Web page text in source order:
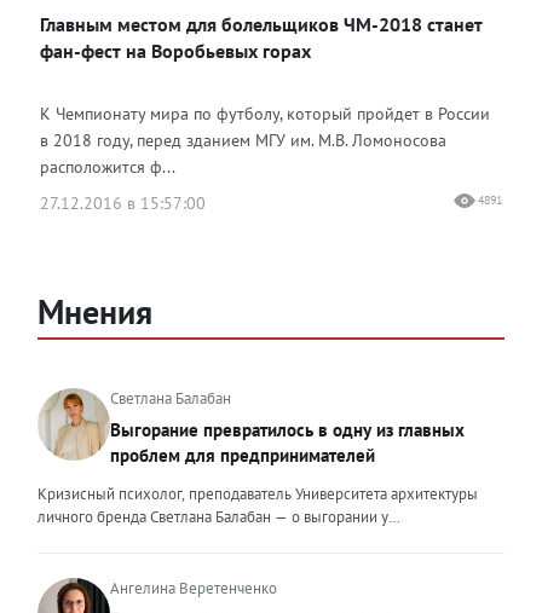
Главным местом для болельщиков ЧМ-2018 станет
фан-фест на Воробьевых горах
К Чемпионату мира по футболу, который пройдет в России
в 2018 году, перед зданием МГУ им. М.В. Ломоносова
расположится ф...
27.12.2016 в 15:57:00
4891
Мнения
Светлана Балабан
Выгорание превратилось в одну из главных
проблем для предпринимателей
Кризисный психолог, преподаватель Университета архитектуры
личного бренда Светлана Балабан — о выгорании у
проблемой, однако выгорание у предпринимателей заметно
отличается от выгорания у наёмных сотрудников. Наёмный
Ангелина Веретенченко